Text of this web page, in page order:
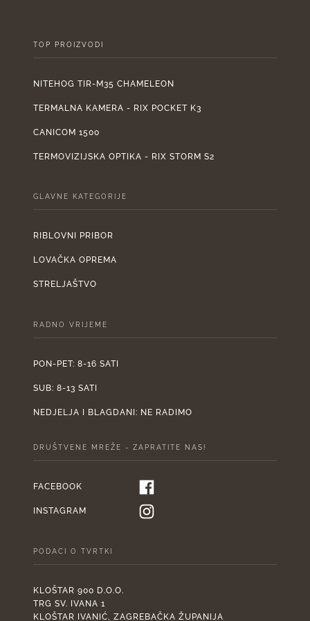
TOP PROIZVODI
NITEHOG TIR-M35 CHAMELEON
TERMALNA KAMERA - RIX POCKET K3
CANICOM 1500
TERMOVIZIJSKA OPTIKA - RIX STORM S2
GLAVNE KATEGORIJE
RIBLOVNI PRIBOR
LOVAČKA OPREMA
STRELJAŠTVO
RADNO VRIJEME
PON-PET: 8-16 SATI
SUB: 8-13 SATI
NEDJELJA I BLAGDANI: NE RADIMO
DRUŠTVENE MREŽE - ZAPRATITE NAS!
FACEBOOK
INSTAGRAM
PODACI O TVRTKI
KLOŠTAR 900 D.O.O.
TRG SV. IVANA 1
KLOŠTAR IVANIĆ, ZAGREBAČKA ŽUPANIJA